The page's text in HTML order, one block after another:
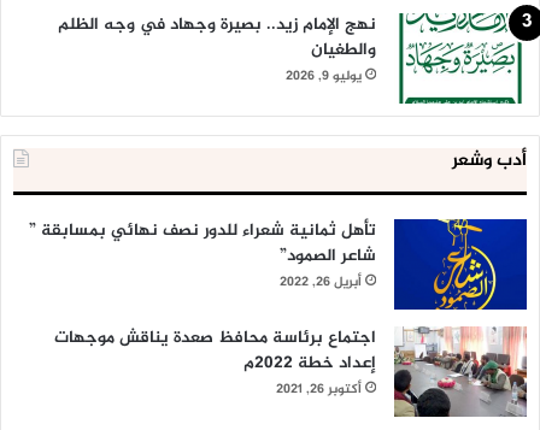
نهج الإمام زيد.. بصيرة وجهاد في وجه الظلم
والطغيان
يوليو 9, 2026
أدب وشعر
تأهل ثمانية شعراء للدور نصف نهائي بمسابقة ”
شاعر الصمود”
أبريل 26, 2022
اجتماع برئاسة محافظ صعدة يناقش موجهات
إعداد خطة 2022م
أكتوبر 26, 2021